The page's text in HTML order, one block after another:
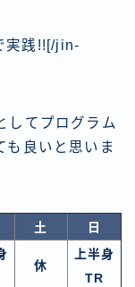
実践!![/jin-
してプログラム
も良いと思いま
土
日
休
上半身
TR